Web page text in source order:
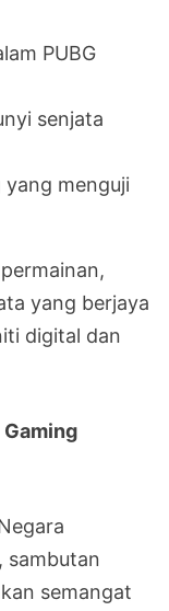
PUBG
senjata
yang menguji
yang berjaya
digital dan
sambutan
semangat